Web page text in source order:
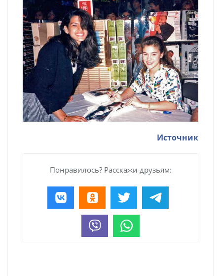
Источник
Понравилось? Расскажи друзьям: